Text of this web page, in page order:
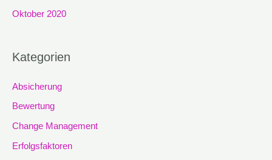
Oktober 2020
Kategorien
Absicherung
Bewertung
Change Management
Erfolgsfaktoren